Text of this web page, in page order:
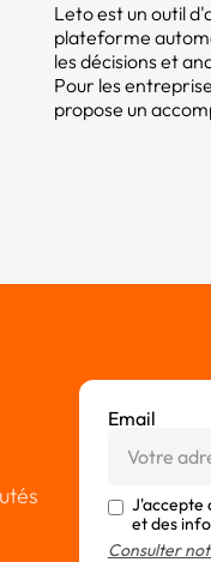
Leto est un outil
plateforme
les décisions et
Pour les
propose un
Email
J'accepte
et des
Consulter